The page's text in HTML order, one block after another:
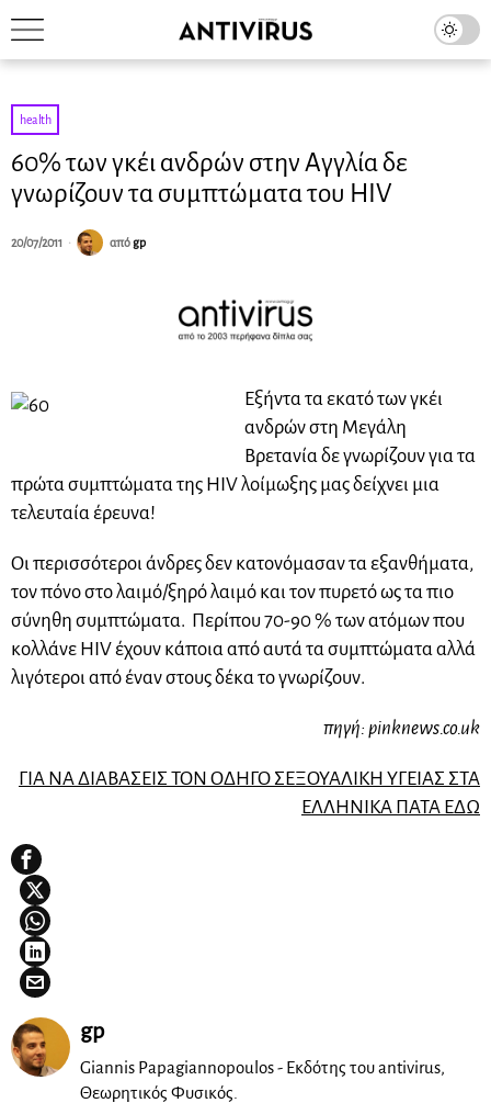
health
60% των γκέι ανδρών στην Αγγλία δε
γνωρίζουν τα συμπτώματα του HIV
20/07/2011 απόgp
Εξήντα τα εκατό των γκέι
ανδρών στη Μεγάλη
Βρετανία δε γνωρίζουν για τα
πρώτα συμπτώματα της HIV λοίμωξης μας δείχνει μια
τελευταία έρευνα!
Οι περισσότεροι άνδρες δεν κατονόμασαν τα εξανθήματα,
τον πόνο στο λαιμό/ξηρό λαιμό και τον πυρετό ως τα πιο
σύνηθη συμπτώματα. Περίπου 70-90 % των ατόμων που
κολλάνε HIV έχουν κάποια από αυτά τα συμπτώματα αλλά
λιγότεροι από έναν στους δέκα το γνωρίζουν.
πηγή: pinknews.co.uk
ΓΙΑ ΝΑ ΔΙΑΒΑΣΕΙΣ ΤΟΝ ΟΔΗΓΟ ΣΕΞΟΥΑΛΙΚΗ ΥΓΕΙΑΣ ΣΤΑ
ΕΛΛΗΝΙΚΑ ΠΑΤΑ ΕΔΩ
gp
Giannis Papagiannopoulos - Εκδότης του antivirus,
Θεωρητικός Φυσικός.